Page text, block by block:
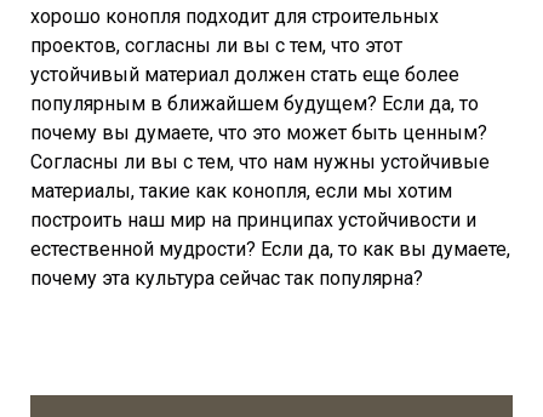
хорошо конопля подходит для строительных
проектов, согласны ли вы с тем, что этот
устойчивый материал должен стать еще более
популярным в ближайшем будущем? Если да, то
почему вы думаете, что это может быть ценным?
Согласны ли вы с тем, что нам нужны устойчивые
материалы, такие как конопля, если мы хотим
построить наш мир на принципах устойчивости и
естественной мудрости? Если да, то как вы думаете,
почему эта культура сейчас так популярна?